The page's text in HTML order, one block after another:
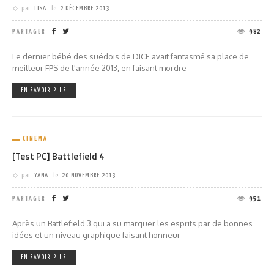
par LISA le 2 DÉCEMBRE 2013
PARTAGER 982
Le dernier bébé des suédois de DICE avait fantasmé sa place de
meilleur FPS de l'année 2013, en faisant mordre
EN SAVOIR PLUS
CINÉMA
[Test PC] Battlefield 4
par YANA le 20 NOVEMBRE 2013
PARTAGER 951
Après un Battlefield 3 qui a su marquer les esprits par de bonnes
idées et un niveau graphique faisant honneur
EN SAVOIR PLUS